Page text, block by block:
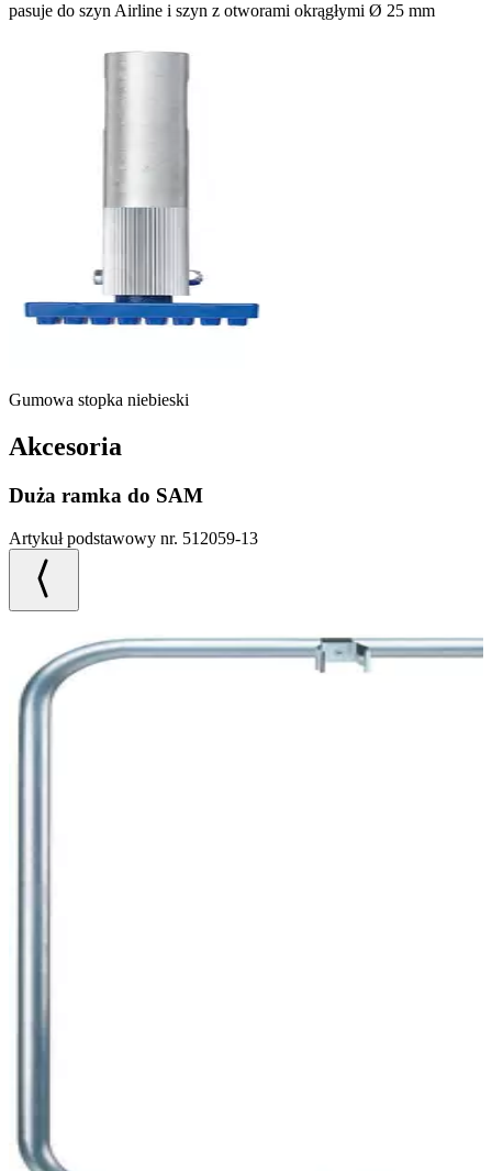
pasuje do szyn Airline i szyn z otworami okrągłymi Ø 25 mm
Gumowa stopka niebieski
Akcesoria
Duża ramka do SAM
Artykuł podstawowy nr. 512059-13